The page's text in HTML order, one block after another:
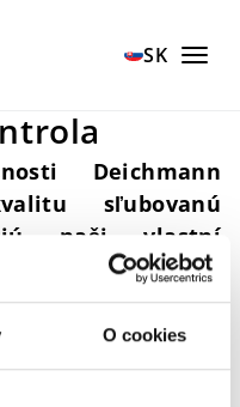
O cookies
SK
Deichmann
sľubovanú
naši vlastní
priamo
inštitúty,
dohliadajú na
vlastných